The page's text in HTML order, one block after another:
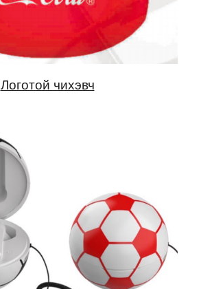
Логотой чихэвч